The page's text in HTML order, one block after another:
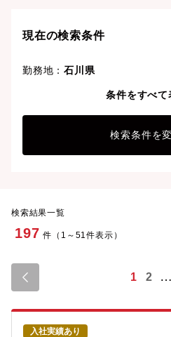
現在の検索条件
勤務地：石川県
500万円以上条件をすべて
検索条件を
検索結果一覧
197 件（1～51件表示）
1 2
入社実績あり